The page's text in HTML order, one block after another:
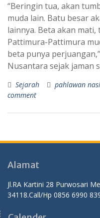
“Beringin tua, akan
muda lain. Batu besar
lainnya. Beta akan
Pattimura-Pattimura
beta punya
Nusantara sejak jaman
Sejarah pahlawan
comment
Alamat
Jl.RA Kartini 28 Purwosari
34118.Call/Hp 0856 6990